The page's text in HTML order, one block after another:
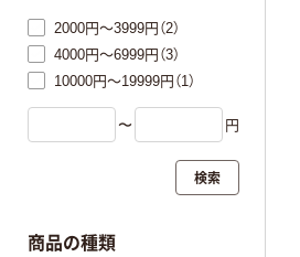
2000円～3999円（2）
4000円～6999円（3）
10000円～19999円（1）
〜 円
検索
商品の種類